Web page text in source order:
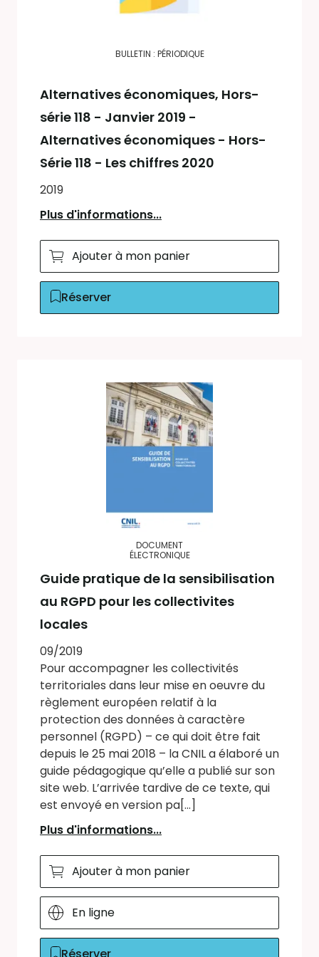
BULLETIN : PÉRIODIQUE
Alternatives économiques, Hors-
série 118 - Janvier 2019 -
Alternatives économiques - Hors-
Série 118 - Les chiffres 2020
2019
Plus d'informations...
Ajouter à mon panier
Réserver
DOCUMENT
ÉLECTRONIQUE
Guide pratique de la sensibilisation
au RGPD pour les collectivites
locales
09/2019
Pour accompagner les collectivités
territoriales dans leur mise en oeuvre du
règlement européen relatif à la
protection des données à caractère
personnel (RGPD) – ce qui doit être fait
depuis le 25 mai 2018 – la CNIL a élaboré un
guide pédagogique qu’elle a publié sur son
site web. L’arrivée tardive de ce texte, qui
est envoyé en version pa[...]
Plus d'informations...
Ajouter à mon panier
En ligne